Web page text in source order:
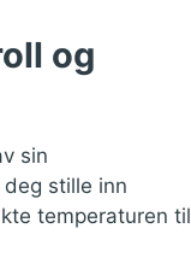
og
sin
stille inn
temperaturen til